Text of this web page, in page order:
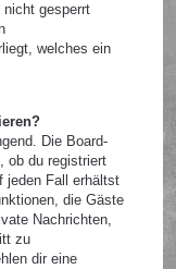
gesperrt
welches ein
Die Board-
ob du registriert
jeden Fall erhältst
die Gäste
Nachrichten,
zu
dir eine